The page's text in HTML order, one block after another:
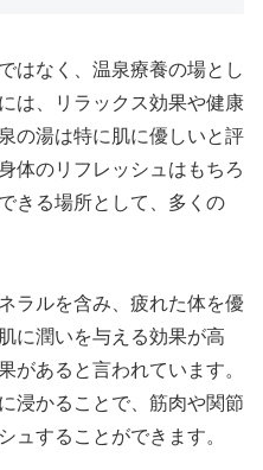
はなく、温泉療養の場とし
は、リラックス効果や健康
の湯は特に肌に優しいと評
体のリフレッシュはもちろ
きる場所として、多くの
ラルを含み、疲れた体を優
に潤いを与える効果が高
があると言われています。
浸かることで、筋肉や関節
ュすることができます。